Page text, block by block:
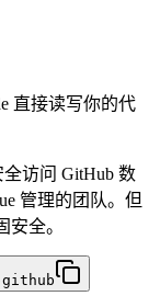
直接读写你的代
访问 GitHub 数
管理的团队。但
全。